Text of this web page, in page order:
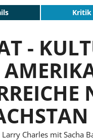
Kritik
-
Larry Charles mit Sacha